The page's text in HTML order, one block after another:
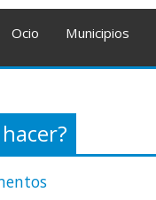
Ocio Municipios